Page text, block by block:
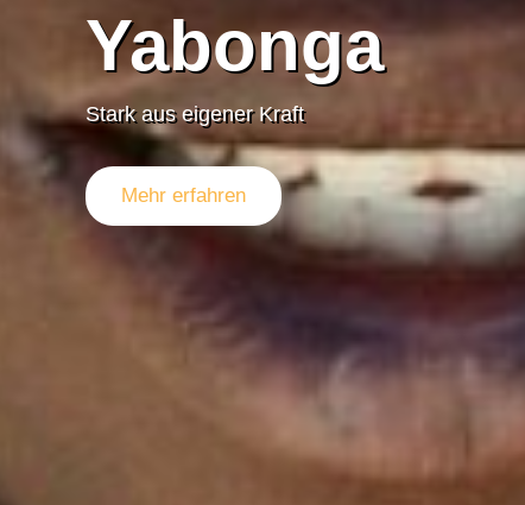
Yabonga
Stark aus eigener Kraft
Mehr erfahren